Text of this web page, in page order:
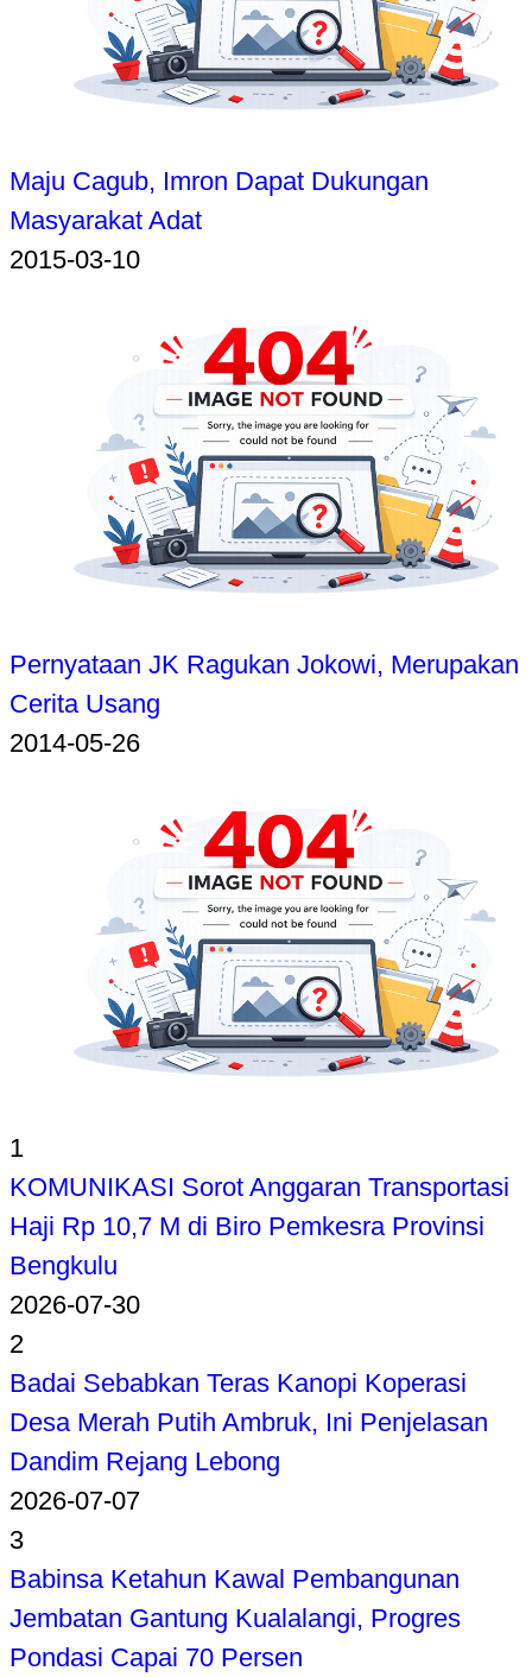
Maju Cagub, Imron Dapat Dukungan
Masyarakat Adat
2015-03-10
Pernyataan JK Ragukan Jokowi, Merupakan
Cerita Usang
2014-05-26
1
KOMUNIKASI Sorot Anggaran Transportasi
Haji Rp 10,7 M di Biro Pemkesra Provinsi
Bengkulu
2026-07-30
2
Badai Sebabkan Teras Kanopi Koperasi
Desa Merah Putih Ambruk, Ini Penjelasan
Dandim Rejang Lebong
2026-07-07
3
Babinsa Ketahun Kawal Pembangunan
Jembatan Gantung Kualalangi, Progres
Pondasi Capai 70 Persen